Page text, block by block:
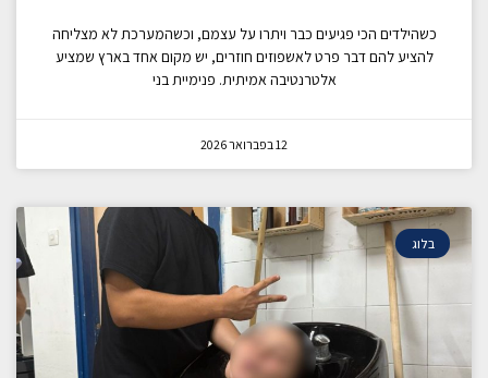
כשהילדים הכי פגיעים כבר ויתרו על עצמם, וכשהמערכת לא מצליחה
להציע להם דבר פרט לאשפוזים חוזרים, יש מקום אחד בארץ שמציע
אלטרנטיבה אמיתית. פנימיית בני
12 בפברואר 2026
בלוג